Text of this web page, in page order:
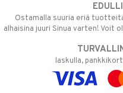
Ostamalla suuria eriä
alhaisina juuri Sinua varten! Voit
laskulla,